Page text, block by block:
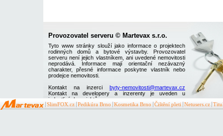
Provozovatel serveru © Martevax s.r.o.
Tyto www stránky slouží jako informace o projektech
rodinných domů a bytové výstavby. Provozovatel
serveru není jejich vlastníkem, ani uvedené nemovitosti
neprodává. Informace mají orientační nezávazný
charakter, přesné informace poskytne vlastník nebo
prodejce nemovitosti.
Kontakt na inzerci byty-nemovitosti@martevax.cz
Kontakt na developery a inzerenty je uveden u
jednotlivých projektů
SlimFOX.cz Pedikúra Brno Kosmetika Brno Čištění pleti Netusers.cz